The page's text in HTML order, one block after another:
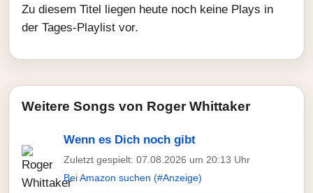
Zu diesem Titel liegen heute noch keine Plays in
der Tages-Playlist vor.
Weitere Songs von Roger Whittaker
Wenn es Dich noch gibt
Zuletzt gespielt: 07.08.2026 um 20:13 Uhr
Bei Amazon suchen (#Anzeige)